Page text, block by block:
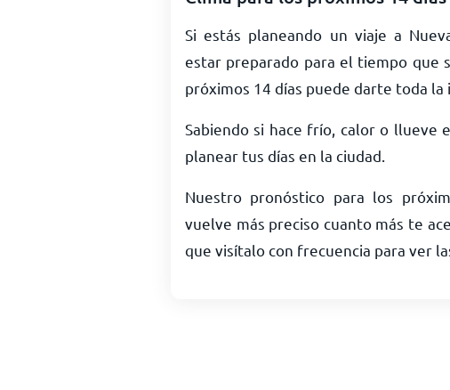
Si estás planeando un viaje a
estar preparado para el tiempo que
próximos 14 días puede darte toda la
Sabiendo si hace frío, calor o llueve
planear tus días en la ciudad.
Nuestro pronóstico para los
vuelve más preciso cuanto más te
que visítalo con frecuencia para ver